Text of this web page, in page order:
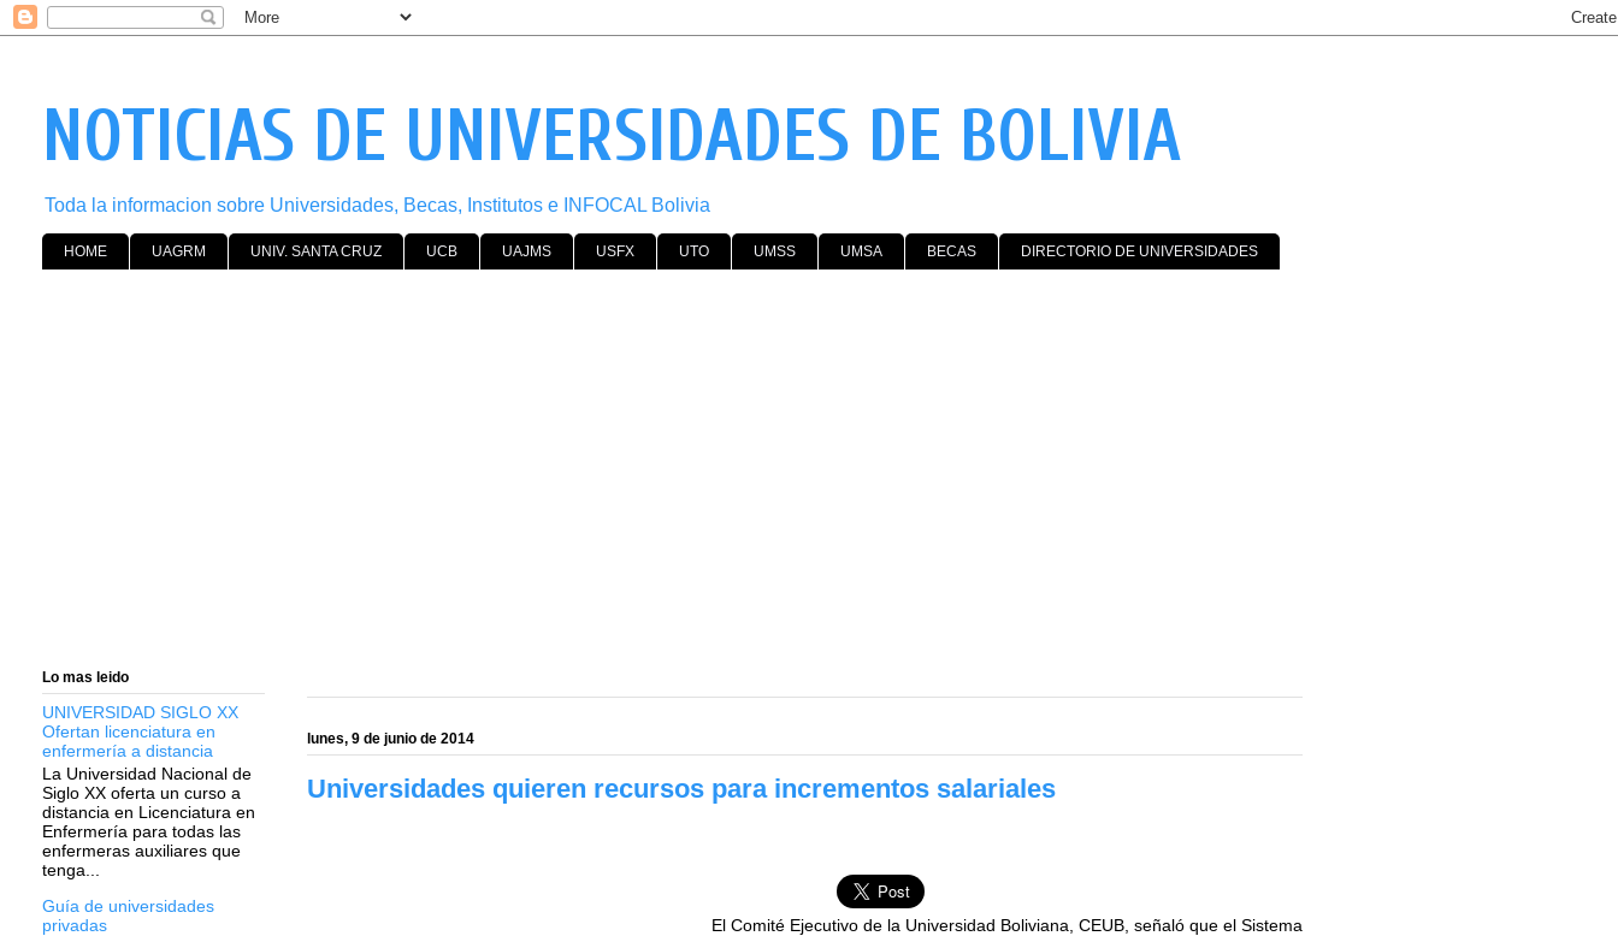
NOTICIAS DE UNIVERSIDADES DE BOLIVIA
Toda la informacion sobre Universidades, Becas, Institutos e INFOCAL Bolivia
HOME UAGRM UNIV. SANTA CRUZ UCB UAJMS USFX UTO UMSS UMSA BECAS DIRECTORIO DE UNIVERSIDADES
lunes, 9 de junio de 2014
Universidades quieren recursos para incrementos salariales
El Comité Ejecutivo de la Universidad Boliviana, CEUB, señaló que el Sistema
Lo mas leido
UNIVERSIDAD SIGLO XX
Ofertan licenciatura en
enfermería a distancia
La Universidad Nacional de
Siglo XX oferta un curso a
distancia en Licenciatura en
Enfermería para todas las
enfermeras auxiliares que
tenga...
Guía de universidades
privadas